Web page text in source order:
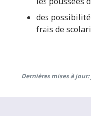
des
frais de
Dernières mises à